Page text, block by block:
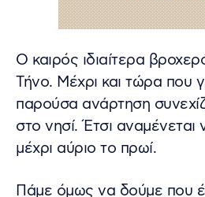
Ο καιρός ιδιαίτερα
Τήνο. Μέχρι και τώρα που
παρούσα ανάρτηση
στο νησί. Έτσι αναμένεται
μέχρι αύριο το πρωί.
Πάμε όμως να δούμε που